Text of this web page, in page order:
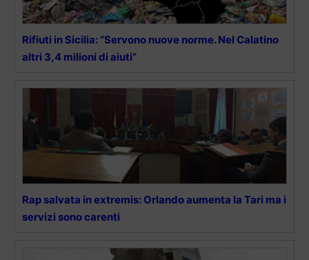
Rifiuti in Sicilia: “Servono nuove norme. Nel Calatino
altri 3,4 milioni di aiuti”
Rap salvata in extremis: Orlando aumenta la Tari ma i
servizi sono carenti